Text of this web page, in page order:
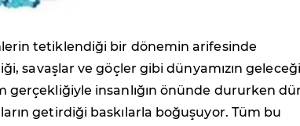
tetiklendiği bir dönemin arifesinde
savaşlar ve göçler gibi dünyamızın
insanlığın önünde dururken
getirdiği baskılarla boğuşuyor. Tüm bu